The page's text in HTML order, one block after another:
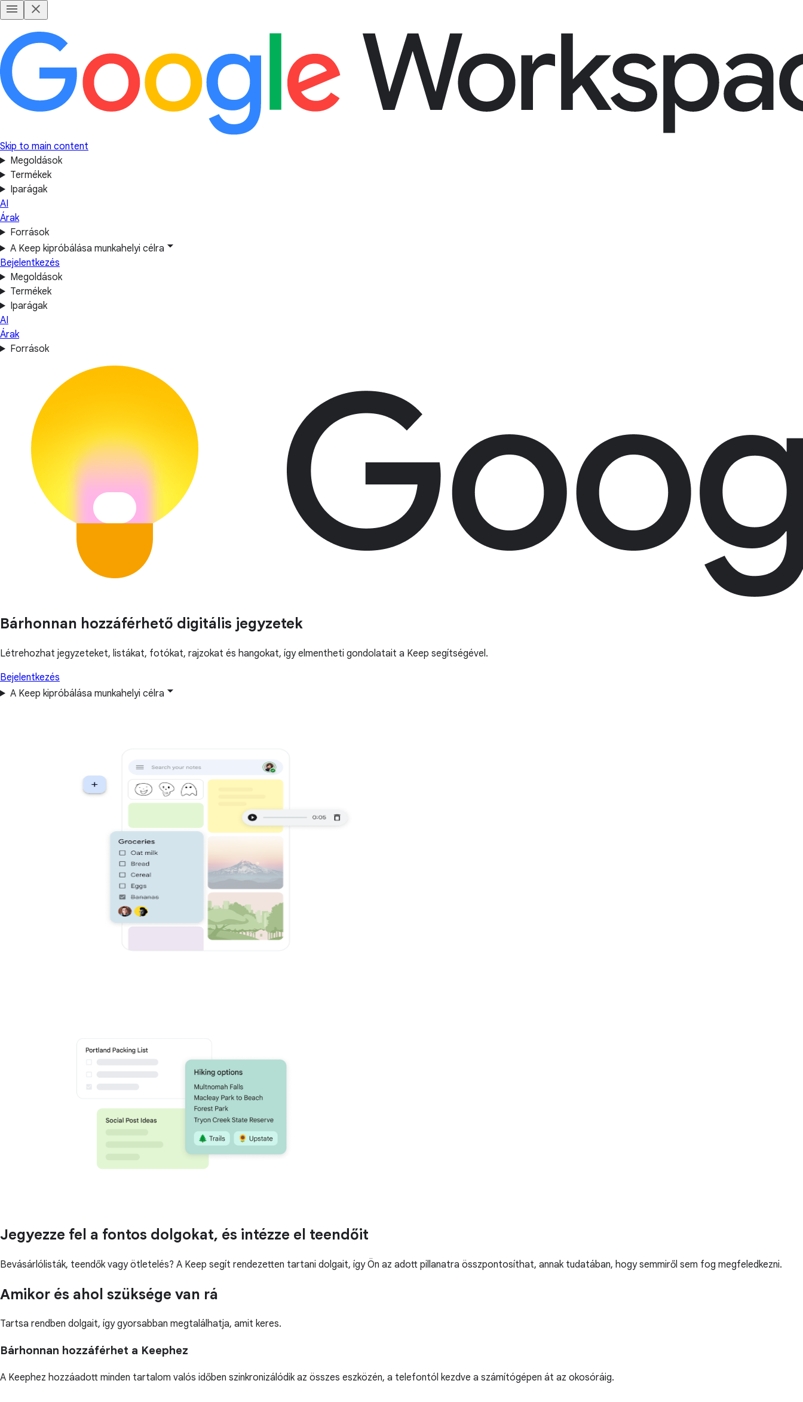
Skip to main content
Megoldások
Termékek
Iparágak
AI
Árak
Források
A Keep kipróbálása munkahelyi célra
Bejelentkezés
Megoldások
Termékek
Iparágak
AI
Árak
Források
Bárhonnan hozzáférhető digitális jegyzetek
Létrehozhat jegyzeteket, listákat, fotókat, rajzokat és hangokat, így elmentheti gondolatait a Keep segítségével.
Bejelentkezés
A Keep kipróbálása munkahelyi célra
Jegyezze fel a fontos dolgokat, és intézze el teendőit
Bevásárlólisták, teendők vagy ötletelés? A Keep segít rendezetten tartani dolgait, így Ön az adott pillanatra összpontosíthat, annak tudatában, hogy semmiről sem fog megfeledkezni.
Amikor és ahol szüksége van rá
Tartsa rendben dolgait, így gyorsabban megtalálhatja, amit keres.
Bárhonnan hozzáférhet a Keephez
A Keephez hozzáadott minden tartalom valós időben szinkronizálódik az összes eszközén, a telefontól kezdve a számítógépen át az okosóráig.